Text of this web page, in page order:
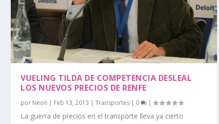
VUELING TILDA DE COMPETENCIA DESLEAL
LOS NUEVOS PRECIOS DE RENFE
por Neon | Feb 13, 2013 |Transportes | 0 |
La guerra de precios en el transporte lleva ya cierto